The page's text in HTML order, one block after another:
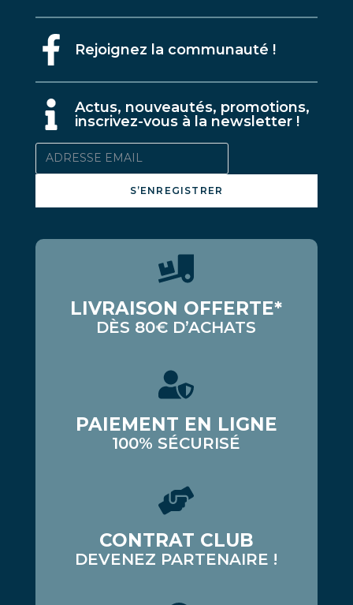
Rejoignez la communauté !
Actus, nouveautés, promotions,
inscrivez-vous à la newsletter !
S’ENREGISTRER
LIVRAISON OFFERTE*
DÈS 80€ D’ACHATS
PAIEMENT EN LIGNE
100% SÉCURISÉ
CONTRAT CLUB
DEVENEZ PARTENAIRE !